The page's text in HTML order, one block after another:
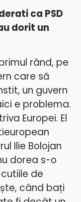
ca PSD
dorit un
rând, pe
care să
un guvern
e problema.
Europei. El
Ilie Bolojan
dorea s-o
de
când bați